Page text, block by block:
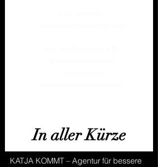
In aller Kürze
KATJA KOMMT – Agentur für bessere